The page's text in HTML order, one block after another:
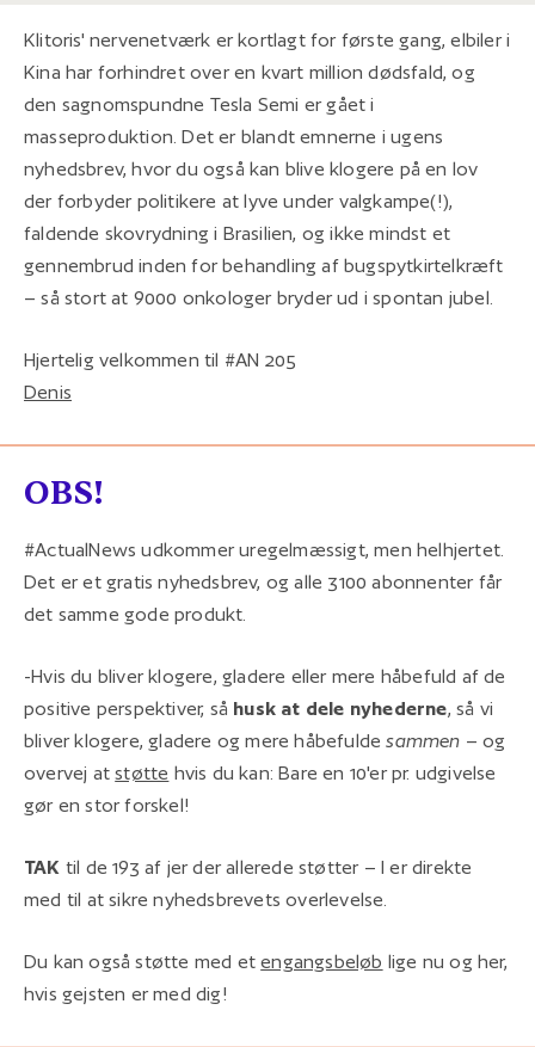
Klitoris' nervenetværk er kortlagt for første gang, elbiler i
Kina har forhindret over en kvart million dødsfald, og
den sagnomspundne Tesla Semi er gået i
masseproduktion. Det er blandt emnerne i ugens
nyhedsbrev, hvor du også kan blive klogere på en lov
der forbyder politikere at lyve under valgkampe(!),
faldende skovrydning i Brasilien, og ikke mindst et
gennembrud inden for behandling af bugspytkirtelkræft
– så stort at 9000 onkologer bryder ud i spontan jubel.
Hjertelig velkommen til #AN 205
Denis
OBS!
#ActualNews udkommer uregelmæssigt, men helhjertet.
Det er et gratis nyhedsbrev, og alle 3100 abonnenter får
det samme gode produkt.
-Hvis du bliver klogere, gladere eller mere håbefuld af de
positive perspektiver, så husk at dele nyhederne, så vi
bliver klogere, gladere og mere håbefuldesammen – og
overvej atstøtte hvis du kan: Bare en 10'er pr. udgivelse
gør en stor forskel!
TAK til de 193 af jer der allerede støtter – I er direkte
med til at sikre nyhedsbrevets overlevelse.
Du kan også støtte med etengangsbeløb lige nu og her,
hvis gejsten er med dig!